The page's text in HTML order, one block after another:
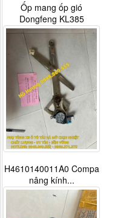
Ốp mang ốp gió
Dongfeng KL385
H4610140011A0 Compa
nâng kính...